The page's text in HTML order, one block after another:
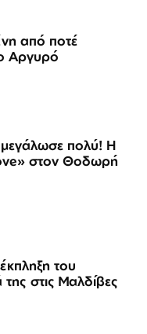
από ποτέ
Αργυρό
πολύ! Η
στον Θοδωρή
του
στις Μαλδίβες